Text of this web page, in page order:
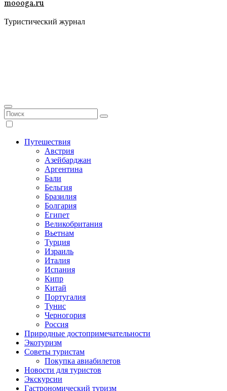
moooga.ru
Туристический журнал
Путешествия
Австрия
Азейбарджан
Аргентина
Бали
Бельгия
Бразилия
Болгария
Египет
Великобритания
Вьетнам
Турция
Израиль
Италия
Испания
Кипр
Китай
Португалия
Тунис
Черногория
Россия
Природные достопримечательности
Экотуризм
Советы туристам
Покупка авиабилетов
Новости для туристов
Экскурсии
Гастрономический туризм